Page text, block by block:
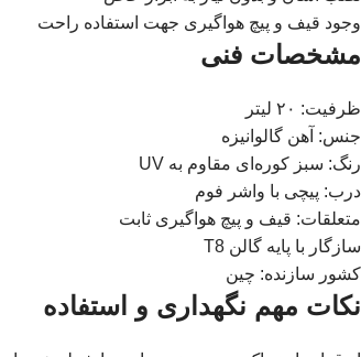
وجود قیف و پیچ هواگیری جهت استفاده راحت
مشخصات فنی
ظرفیت: ۲۰ لیتر
جنس: آهن گالوانیزه
رنگ: سبز کوره‌ای مقاوم به UV
درب: پیچی با واشر فوم
متعلقات: قیف و پیچ هواگیری ثابت
سازگار با پایه گالن T8
کشور سازنده: چین
نکات مهم نگهداری و استفاده